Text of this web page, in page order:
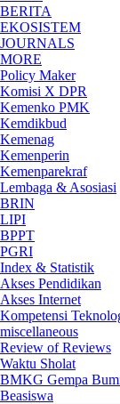
BERITA
EKOSISTEM
JOURNALS
MORE
Policy Maker
Komisi X DPR
Kemenko PMK
Kemdikbud
Kemenag
Kemenperin
Kemenparekraf
Lembaga & Asosiasi
BRIN
LIPI
BPPT
PGRI
Index & Statistik
Akses Pendidikan
Akses Internet
Kompetensi
miscellaneous
Review of Reviews
Waktu Sholat
BMKG Gempa
Beasiswa